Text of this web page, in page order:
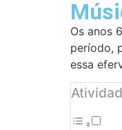
Os anos
período,
essa